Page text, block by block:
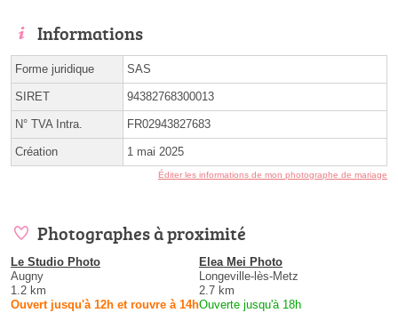
Informations
Forme juridique SAS
SIRET 94382768300013
N° TVA Intra. FR02943827683
Création 1 mai 2025
Éditer les informations de mon photographe de mariage
Photographes à proximité
Le Studio Photo
Augny
1.2 km
Ouvert jusqu'à 12h et rouvre à 14h
Elea Mei Photo
Longeville-lès-Metz
2.7 km
Ouverte jusqu'à 18h